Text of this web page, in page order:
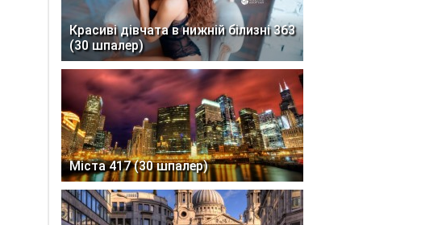
Красиві дівчата в нижній білизні 363
(30 шпалер)
Міста 417 (30 шпалер)